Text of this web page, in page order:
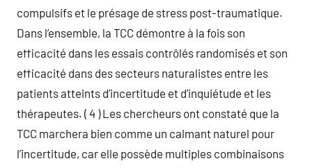
compulsifs et le présage de stress post-traumatique.
Dans l’ensemble, la TCC démontre à la fois son
efficacité dans les essais contrôlés randomisés et son
efficacité dans des secteurs naturalistes entre les
patients atteints d’incertitude et d’inquiétude et les
thérapeutes. ( 4 ) Les chercheurs ont constaté que la
TCC marchera bien comme un calmant naturel pour
l’incertitude, car elle possède multiples combinaisons